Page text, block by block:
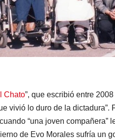
Chato”, que escribió entre
vivió lo duro de la dictadura”.
“una joven compañera”
de Evo Morales sufría un